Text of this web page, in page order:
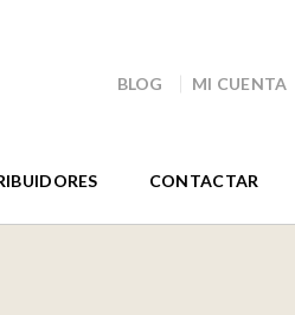
BLOG MI CUENTA
CONTACTAR